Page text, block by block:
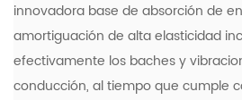
innovadora base de absorción de
amortiguación de alta elasticidad
efectivamente los baches y
conducción, al tiempo que cumple